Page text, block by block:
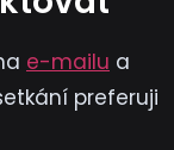
e-mailu a
preferuji